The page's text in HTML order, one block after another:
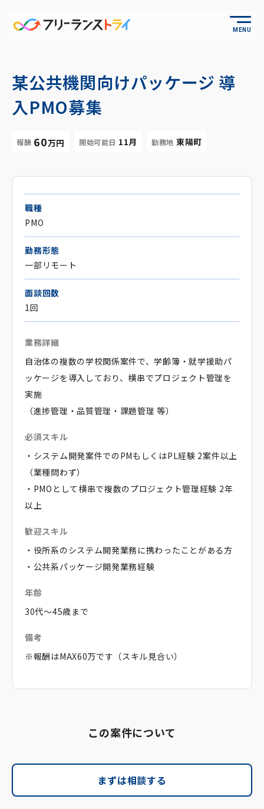
MENU
某公共機関向けパッケージ 導
入PMO募集
報酬 60万円 開始可能日 11月 勤務地 東陽町
職種
PMO
勤務形態
一部リモート
面談回数
1回
業務詳細
自治体の複数の学校関係案件で、学齢簿・就学援助パ
ッケージを導入しており、横串でプロジェクト管理を
実施
（進捗管理・品質管理・課題管理 等）
必須スキル
・システム開発案件でのPMもしくはPL経験 2案件以上
（業種問わず）
・PMOとして横串で複数のプロジェクト管理経験 2年
以上
歓迎スキル
・役所系のシステム開発業務に携わったことがある方
・公共系パッケージ開発業務経験
年齢
30代～45歳まで
備考
※報酬はMAX60万です（スキル見合い）
この案件について
まずは相談する